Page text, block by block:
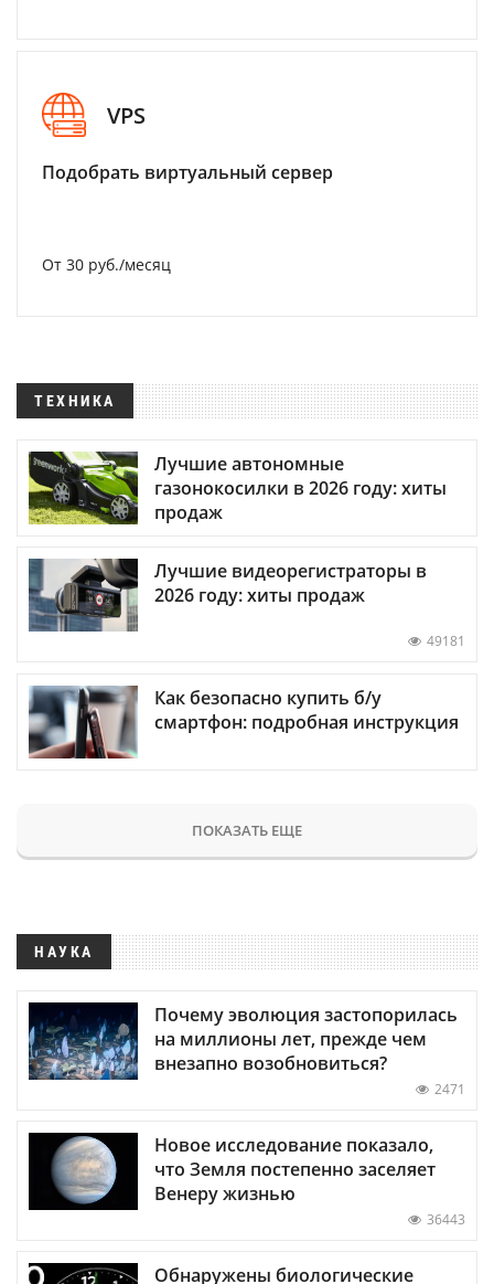
VPS
Подобрать виртуальный сервер
От 30 руб./месяц
ТЕХНИКА
Лучшие автономные
газонокосилки в 2026 году: хиты
продаж
Лучшие видеорегистраторы в
2026 году: хиты продаж
49181
Как безопасно купить б/у
смартфон: подробная инструкция
ПОКАЗАТЬ ЕЩЕ
НАУКА
Почему эволюция застопорилась
на миллионы лет, прежде чем
внезапно возобновиться?
2471
Новое исследование показало,
что Земля постепенно заселяет
Венеру жизнью
36443
Обнаружены биологические